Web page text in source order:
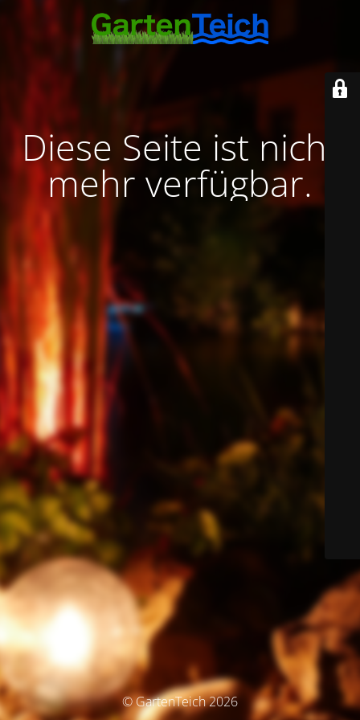
Diese Seite ist nicht
mehr verfügbar.
© GartenTeich 2026